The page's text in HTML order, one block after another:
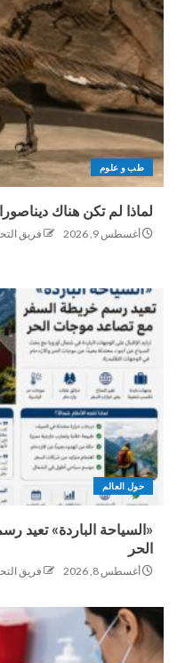
طب و علوم
لماذا لم تكن هناك
أغسطس 9, 2026 فريق
حول العالم
«السياحة الباردة»
الحر
أغسطس 8, 2026 فريق